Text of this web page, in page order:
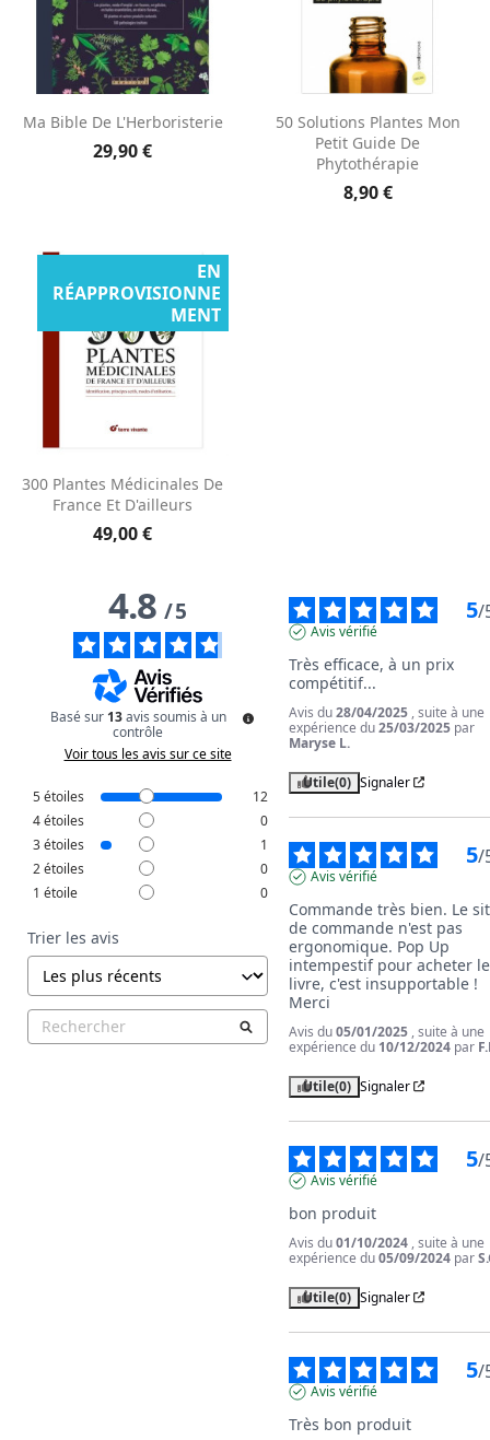
Ma Bible De L'Herboristerie
29,90 €
50 Solutions Plantes Mon
Petit Guide De
Phytothérapie
8,90 €
300 Plantes Médicinales De
France Et D'ailleurs
49,00 €
EN
RÉAPPROVISIONNE
MENT
4.8/5
Basé sur 13 avis soumis à un
contrôle
Voir tous les avis sur ce site
5étoiles
12
4étoiles
0
3étoiles
1
2étoiles
0
1 étoile 0
Trier les avis
5/
Avis vérifié
Très efficace, à un prix
compétitif...
Avis du28/04/2025 , suite à une
expérience du25/03/2025 par
Maryse L.
Utile(0) Signaler
5/
Avis vérifié
Commande très bien. Le
de commande n'est pas
ergonomique. Pop Up
intempestif pour acheter le
livre, c'est insupportable !
Merci
Avis du05/01/2025 , suite à une
expérience du 10/12/2024 par
Utile(0) Signaler
5/
Avis vérifié
bon produit
Avis du01/10/2024 , suite à une
expérience du05/09/2024 par
Utile(0) Signaler
5/
Avis vérifié
Très bon produit